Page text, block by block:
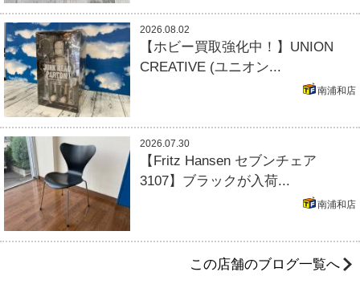
2026.08.02
【ホビー買取強化中！】UNION
CREATIVE (ユニオン...
南浦和店
2026.07.30
【Fritz Hansen セブンチェア
3107】ブラックが入荷...
南浦和店
この店舗のブログ一覧へ